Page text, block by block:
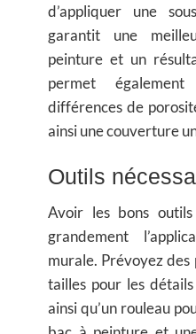
d’appliquer une
garantit une
peinture et un
permet
différences de
ainsi une couverture
Outils
Avoir les bons
grandement
murale. Prévoyez
tailles pour les
ainsi qu’un rouleau